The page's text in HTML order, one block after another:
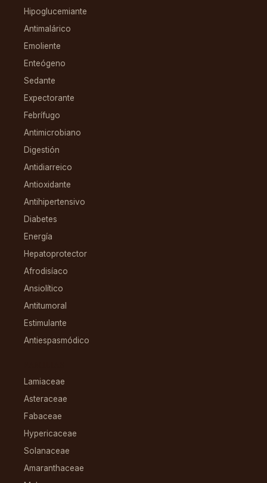
Hipoglucemiante
Antimalárico
Emoliente
Enteógeno
Sedante
Expectorante
Febrífugo
Antimicrobiano
Digestión
Antidiarreico
Antioxidante
Antihipertensivo
Diabetes
Energía
Hepatoprotector
Afrodisíaco
Ansiolítico
Antitumoral
Estimulante
Antiespasmódico
Lamiaceae
Asteraceae
Fabaceae
Hypericaceae
Solanaceae
Amaranthaceae